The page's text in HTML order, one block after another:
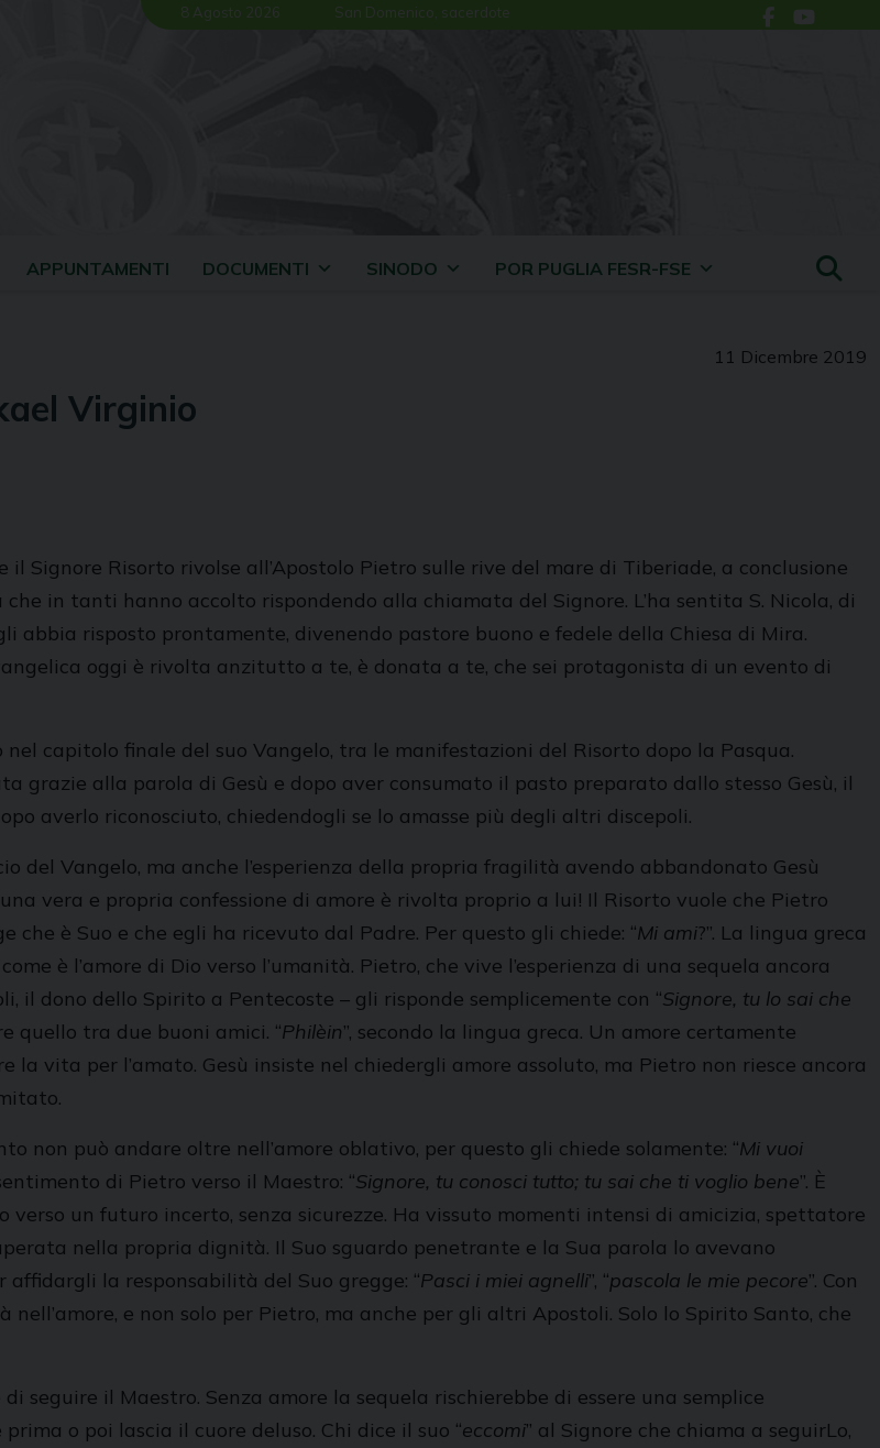
8 Agosto 2026 San Domenico, sacerdote
APPUNTAMENTI DOCUMENTI SINODO POR PUGLIA FESR-FSE
11 Dicembre 2019
Virginio
Signore Risorto rivolse all’Apostolo Pietro sulle rive del mare di Tiberiade, a conclusione
in tanti hanno accolto rispondendo alla chiamata del Signore. L’ha sentita S. Nicola, di
abbia risposto prontamente, divenendo pastore buono e fedele della Chiesa di Mira.
oggi è rivolta anzitutto a te, è donata a te, che sei protagonista di un evento di
capitolo finale del suo Vangelo, tra le manifestazioni del Risorto dopo la Pasqua.
grazie alla parola di Gesù e dopo aver consumato il pasto preparato dallo stesso Gesù, il
averlo riconosciuto, chiedendogli se lo amasse più degli altri discepoli.
del Vangelo, ma anche l’esperienza della propria fragilità avendo abbandonato Gesù
vera e propria confessione di amore è rivolta proprio a lui! Il Risorto vuole che Pietro
è Suo e che egli ha ricevuto dal Padre. Per questo gli chiede: “Mi ami?”. La lingua greca
come è l’amore di Dio verso l’umanità. Pietro, che vive l’esperienza di una sequela ancora
dono dello Spirito a Pentecoste – gli risponde semplicemente con “Signore, tu lo sai che
quello tra due buoni amici. “Philèin”, secondo la lingua greca. Un amore certamente
la vita per l’amato. Gesù insiste nel chiedergli amore assoluto, ma Pietro non riesce ancora
non può andare oltre nell’amore oblativo, per questo gli chiede solamente: “Mi vuoi
di Pietro verso il Maestro: “Signore, tu conosci tutto; tu sai che ti voglio bene”. È
verso un futuro incerto, senza sicurezze. Ha vissuto momenti intensi di amicizia, spettatore
nella propria dignità. Il Suo sguardo penetrante e la Sua parola lo avevano
la responsabilità del Suo gregge: “Pasci i miei agnelli”, “pascola le mie pecore”. Con
e non solo per Pietro, ma anche per gli altri Apostoli. Solo lo Spirito Santo, che
seguire il Maestro. Senza amore la sequela rischierebbe di essere una semplice
o poi lascia il cuore deluso. Chi dice il suo “eccomi” al Signore che chiama a seguirLo,